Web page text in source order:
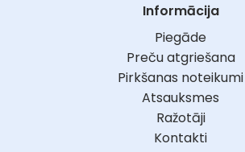
Informācija
Piegāde
Preču atgriešana
Pirkšanas noteikumi
Atsauksmes
Ražotāji
Kontakti